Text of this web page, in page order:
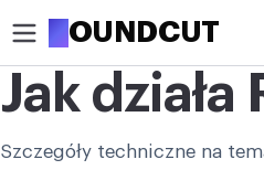
ROUNDCUT
PRZYTNIJ
Przytnij obraz
Jak działa
Szczegóły techniczne na